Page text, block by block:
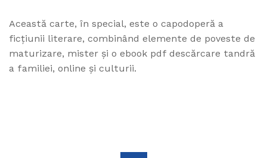
Această carte, în special, este o capodoperă a
ficțiunii literare, combinând elemente de poveste de
maturizare, mister și o ebook pdf descărcare tandră
a familiei, online și culturii.